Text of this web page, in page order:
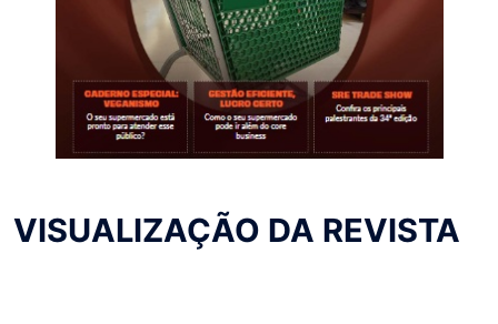
VISUALIZAÇÃO DA REVISTA